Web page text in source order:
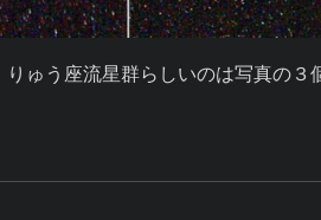
う座流星群らしいのは写真の３